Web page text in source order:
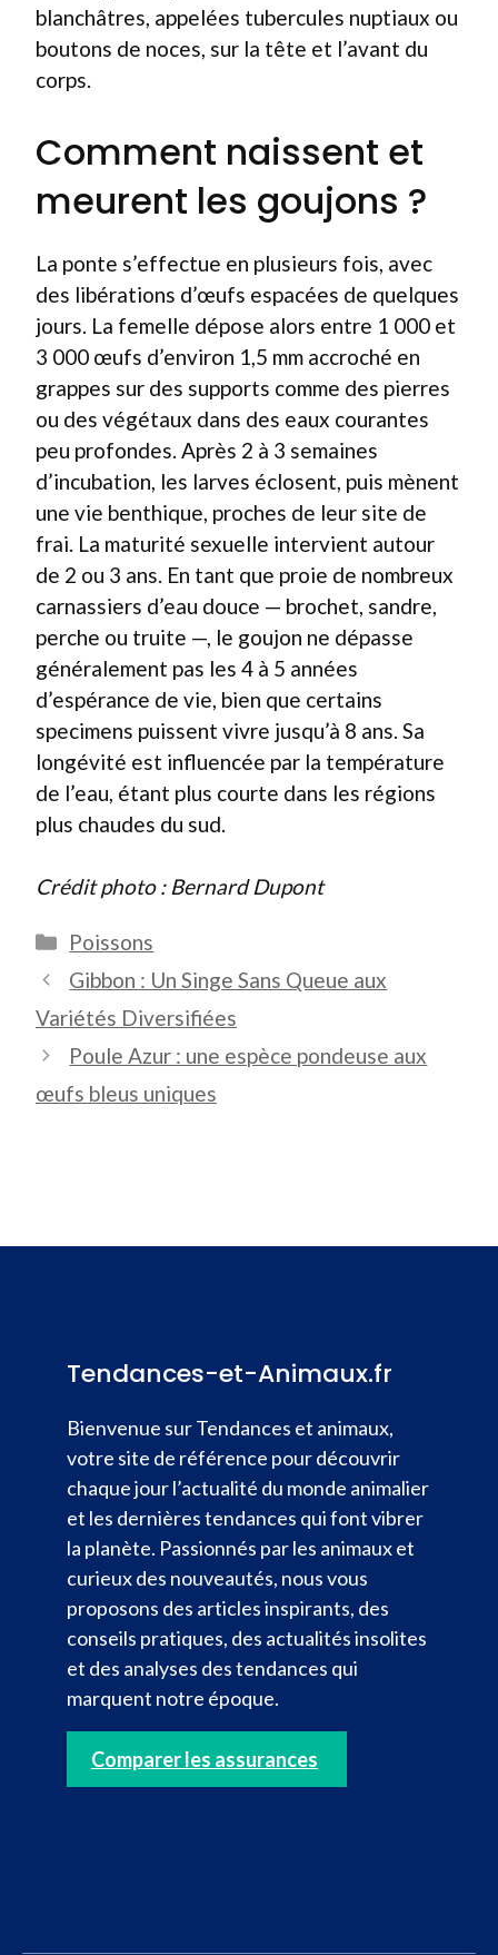
blanchâtres, appelées tubercules nuptiaux ou
boutons de noces, sur la tête et l’avant du
corps.
Comment naissent et
meurent les goujons ?
La ponte s’effectue en plusieurs fois, avec
des libérations d’œufs espacées de quelques
jours. La femelle dépose alors entre 1 000 et
3 000 œufs d’environ 1,5 mm accroché en
grappes sur des supports comme des pierres
ou des végétaux dans des eaux courantes
peu profondes. Après 2 à 3 semaines
d’incubation, les larves éclosent, puis mènent
une vie benthique, proches de leur site de
frai. La maturité sexuelle intervient autour
de 2 ou 3 ans. En tant que proie de nombreux
carnassiers d’eau douce — brochet, sandre,
perche ou truite —, le goujon ne dépasse
généralement pas les 4 à 5 années
d’espérance de vie, bien que certains
specimens puissent vivre jusqu’à 8 ans. Sa
longévité est influencée par la température
de l’eau, étant plus courte dans les régions
plus chaudes du sud.
Crédit photo : Bernard Dupont
Catégories
Poissons
Gibbon : Un Singe Sans Queue aux
Variétés Diversifiées
Poule Azur : une espèce pondeuse aux
œufs bleus uniques
Tendances-et-Animaux.fr
Bienvenue sur Tendances et animaux,
votre site de référence pour découvrir
chaque jour l’actualité du monde animalier
et les dernières tendances qui font vibrer
la planète. Passionnés par les animaux et
curieux des nouveautés, nous vous
proposons des articles inspirants, des
conseils pratiques, des actualités insolites
et des analyses des tendances qui
marquent notre époque.
Comparer les assurances